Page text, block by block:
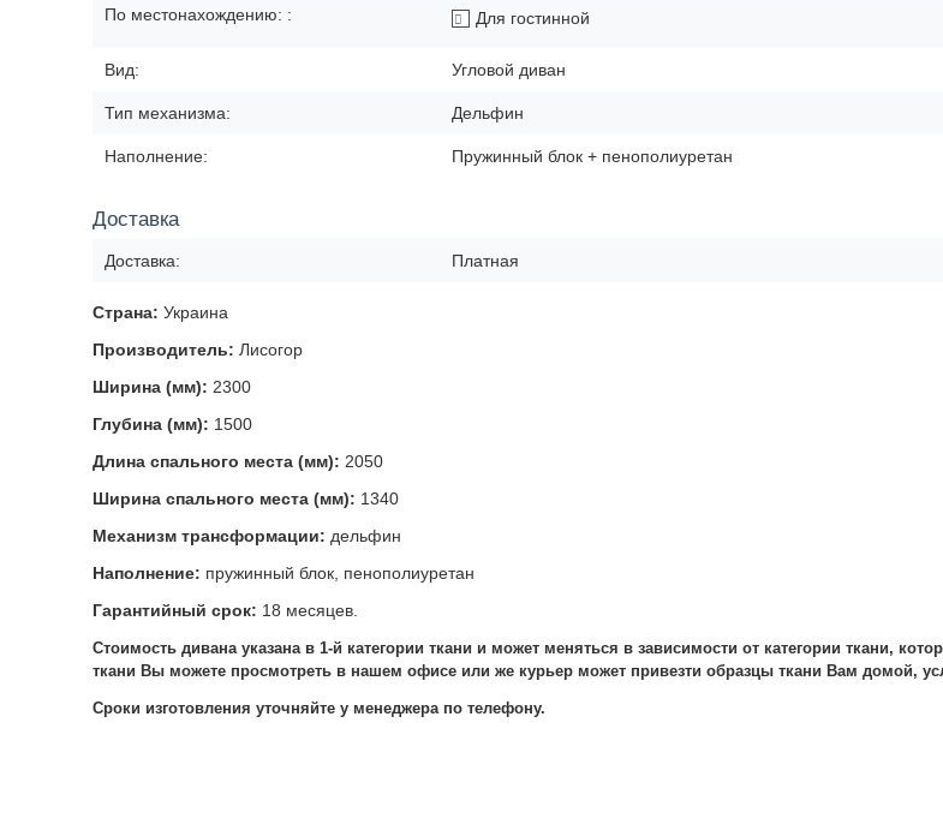
По местонахождению: : Для гостинной
Вид: Угловой диван
Тип механизма: Дельфин
Наполнение: Пружинный блок + пенополиуретан
Доставка
Доставка: Платная
Страна: Украина
Производитель: Лисогор
Ширина (мм): 2300
Глубина (мм): 1500
Длина спального места (мм): 2050
Ширина спального места (мм): 1340
Механизм трансформации: дельфин
Наполнение: пружинный блок, пенополиуретан
Гарантийный срок: 18 месяцев.
Стоимость дивана указана в 1-й категории ткани и может меняться в зависимости от категории ткани,
ткани Вы можете просмотреть в нашем офисе или же курьер может привезти образцы ткани Вам домой,
Сроки изготовления уточняйте у менеджера по телефону.